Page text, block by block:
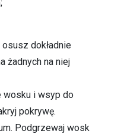
dokładnie
żadnych na niej
wosku i wsyp do
pokrywę.
Podgrzewaj wosk